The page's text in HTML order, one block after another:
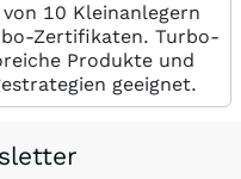
10 Kleinanlegern
Zertifikaten. Turbo-
Produkte und
geeignet.